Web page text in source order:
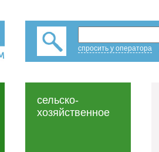
спросить у оператора
сельско-
хозяйственное